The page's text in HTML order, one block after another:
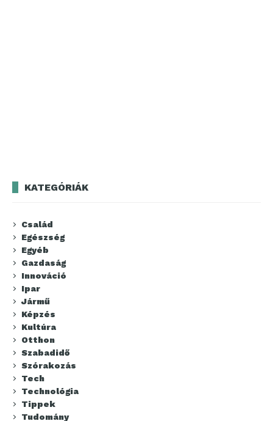
KATEGÓRIÁK
Család
Egészség
Egyéb
Gazdaság
Innováció
Ipar
Jármű
Képzés
Kultúra
Otthon
Szabadidő
Szórakozás
Tech
Technológia
Tippek
Tudomány